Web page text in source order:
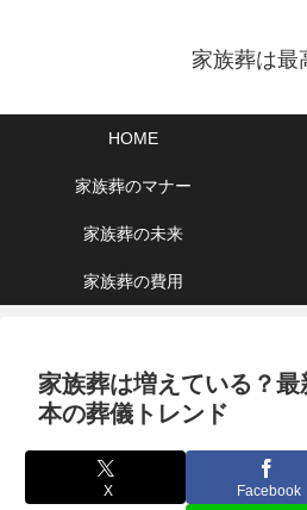
家族葬は最
HOME
家族葬のマナー
家族葬の未来
家族葬の費用
家族葬は増えている？最
本の葬儀トレンド
X Facebook